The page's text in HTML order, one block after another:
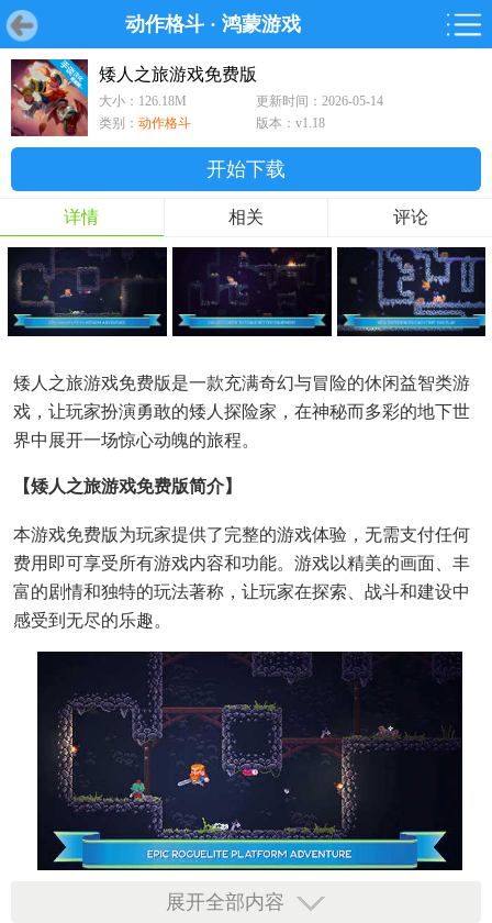
动作格斗 · 鸿蒙游戏
首页 游戏 软件
首页 游戏 软件 鸿蒙
游戏
鸿蒙
软件
专题
矮人之旅游戏免费版
大小：126.18M
更新时间：2026-05-14
类别： 动作格斗 版本：v1.18
开始下载
详情 相关 评论
矮人之旅游戏免费版是一款充满奇幻与冒险的休闲益智类游
戏，让玩家扮演勇敢的矮人探险家，在神秘而多彩的地下世
界中展开一场惊心动魄的旅程。
【矮人之旅游戏免费版简介】
本游戏免费版为玩家提供了完整的游戏体验，无需支付任何
费用即可享受所有游戏内容和功能。游戏以精美的画面、丰
富的剧情和独特的玩法著称，让玩家在探索、战斗和建设中
感受到无尽的乐趣。
展开全部内容